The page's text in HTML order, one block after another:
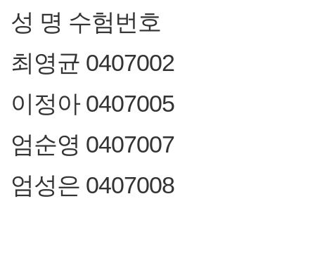
성 명 수험번호
최영균 0407002
이정아 0407005
엄순영 0407007
엄성은 0407008